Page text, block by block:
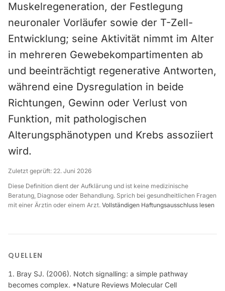
Muskelregeneration, der Festlegung
neuronaler Vorläufer sowie der T-Zell-
Entwicklung; seine Aktivität nimmt im Alter
in mehreren Gewebekompartimenten ab
und beeinträchtigt regenerative Antworten,
während eine Dysregulation in beide
Richtungen, Gewinn oder Verlust von
Funktion, mit pathologischen
Alterungsphänotypen und Krebs assoziiert
wird.
Zuletzt geprüft: 22. Juni 2026
Diese Definition dient der Aufklärung und ist keine medizinische
Beratung, Diagnose oder Behandlung. Sprich bei gesundheitlichen Fragen
mit einer Ärztin oder einem Arzt. Vollständigen Haftungsausschluss lesen
QUELLEN
Bray SJ. (2006). Notch signalling: a simple pathway
becomes complex. *Nature Reviews Molecular Cell